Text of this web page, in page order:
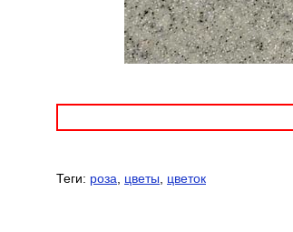
Теги: роза цветы цветок